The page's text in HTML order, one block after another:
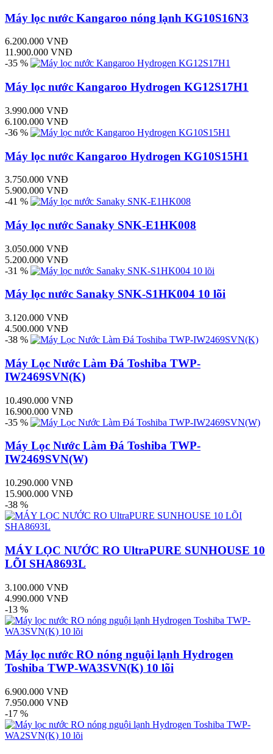
Máy lọc nước Kangaroo nóng lạnh KG10S16N3
6.200.000 VNĐ
11.900.000 VNĐ
-35 %
Máy lọc nước Kangaroo Hydrogen KG12S17H1
3.990.000 VNĐ
6.100.000 VNĐ
-36 %
Máy lọc nước Kangaroo Hydrogen KG10S15H1
3.750.000 VNĐ
5.900.000 VNĐ
-41 %
Máy lọc nước Sanaky SNK-E1HK008
3.050.000 VNĐ
5.200.000 VNĐ
-31 %
Máy lọc nước Sanaky SNK-S1HK004 10 lõi
3.120.000 VNĐ
4.500.000 VNĐ
-38 %
Máy Lọc Nước Làm Đá Toshiba TWP-
IW2469SVN(K)
10.490.000 VNĐ
16.900.000 VNĐ
-35 %
Máy Lọc Nước Làm Đá Toshiba TWP-
IW2469SVN(W)
10.290.000 VNĐ
15.900.000 VNĐ
-38 %
MÁY LỌC NƯỚC RO UltraPURE SUNHOUSE 10
LÕI SHA8693L
3.100.000 VNĐ
4.990.000 VNĐ
-13 %
Máy lọc nước RO nóng nguội lạnh Hydrogen
Toshiba TWP-WA3SVN(K) 10 lõi
6.900.000 VNĐ
7.950.000 VNĐ
-17 %